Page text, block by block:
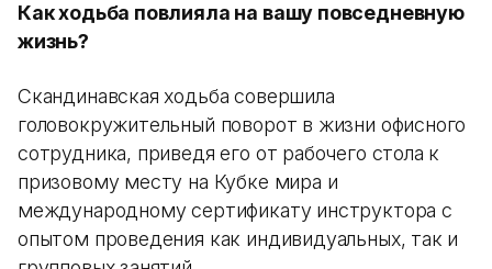
Как ходьба повлияла на вашу повседневную
жизнь?
Скандинавская ходьба совершила
головокружительный поворот в жизни офисного
сотрудника, приведя его от рабочего стола к
призовому месту на Кубке мира и
международному сертификату инструктора с
опытом проведения как индивидуальных, так и